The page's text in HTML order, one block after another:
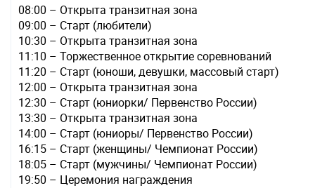
08:00 – Открыта транзитная зона
09:00 – Старт (любители)
10:30 – Открыта транзитная зона
11:10 – Торжественное открытие соревнований
11:20 – Старт (юноши, девушки, массовый старт)
12:00 – Открыта транзитная зона
12:30 – Старт (юниорки/ Первенство России)
13:30 – Открыта транзитная зона
14:00 – Старт (юниоры/ Первенство России)
16:15 – Старт (женщины/ Чемпионат России)
18:05 – Старт (мужчины/ Чемпионат России)
19:50 – Церемония награждения